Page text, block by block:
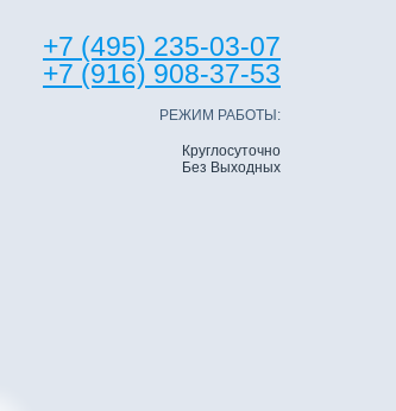
+7 (495) 235-03-07
+7 (916) 908-37-53
РЕЖИМ РАБОТЫ:
Круглосуточно
Без Выходных